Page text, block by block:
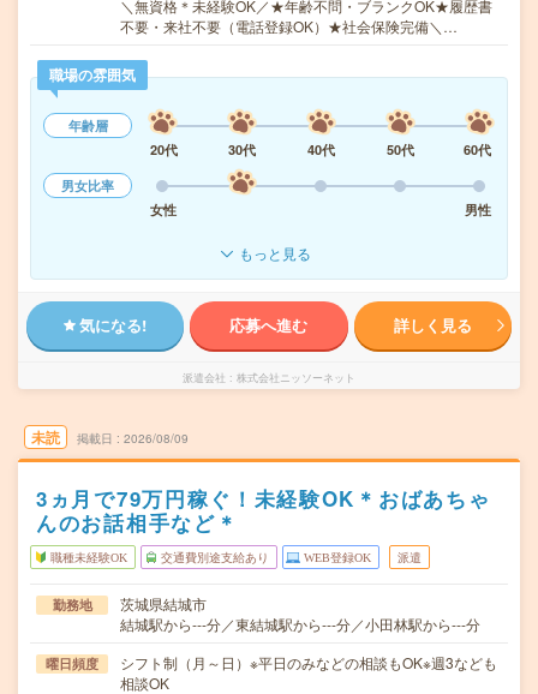
＼無資格＊未経験OK／★年齢不問・ブランクOK★履歴書
不要・来社不要（電話登録OK）★社会保険完備＼…
職場の雰囲気
年齢層
20代
30代 40代 50代
60代
男女比率
女性
男性
もっと見る
気になる! 応募へ進む 詳しく見る
派遣会社 株式会社ニッソーネット
未読 掲載日 2026/08/09
3ヵ月で79万円稼ぐ！未経験OK＊おばあちゃ
んのお話相手など＊
職種未経験OK 交通費別途支給あり WEB登録OK 派遣
勤務地
茨城県結城市
結城駅から---分／東結城駅から---分／小田林駅から---分
曜日頻度
シフト制（月～日）※平日のみなどの相談もOK※週3なども
相談OK